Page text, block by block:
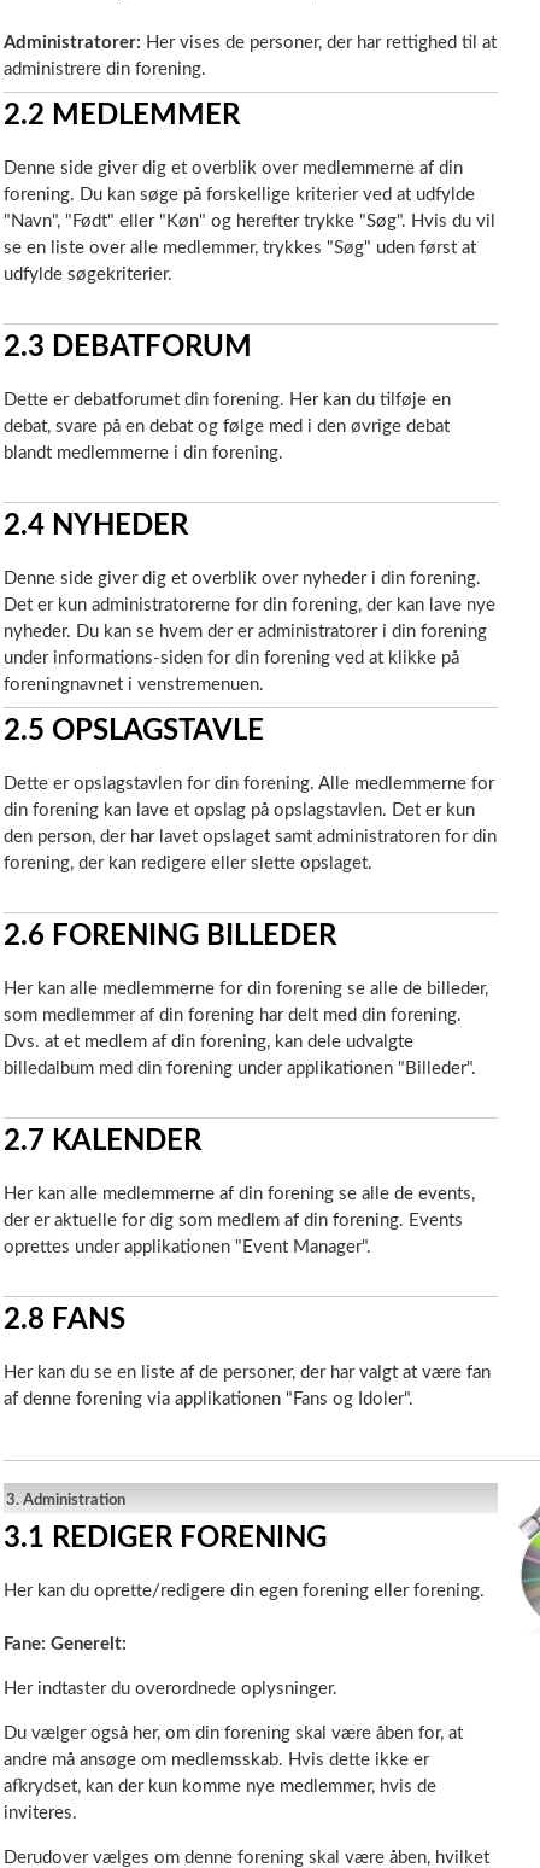
Administratorer: Her vises de personer, der har rettighed til at
administrere din forening.
2.2 MEDLEMMER
Denne side giver dig et overblik over medlemmerne af din
forening. Du kan søge på forskellige kriterier ved at udfylde
"Navn", "Født" eller "Køn" og herefter trykke "Søg". Hvis du vil
se en liste over alle medlemmer, trykkes "Søg" uden først at
udfylde søgekriterier.
2.3 DEBATFORUM
Dette er debatforumet din forening. Her kan du tilføje en
debat, svare på en debat og følge med i den øvrige debat
blandt medlemmerne i din forening.
2.4 NYHEDER
Denne side giver dig et overblik over nyheder i din forening.
Det er kun administratorerne for din forening, der kan lave nye
nyheder. Du kan se hvem der er administratorer i din forening
under informations-siden for din forening ved at klikke på
foreningnavnet i venstremenuen.
2.5 OPSLAGSTAVLE
Dette er opslagstavlen for din forening. Alle medlemmerne for
din forening kan lave et opslag på opslagstavlen. Det er kun
den person, der har lavet opslaget samt administratoren for din
forening, der kan redigere eller slette opslaget.
2.6 FORENING BILLEDER
Her kan alle medlemmerne for din forening se alle de billeder,
som medlemmer af din forening har delt med din forening.
Dvs. at et medlem af din forening, kan dele udvalgte
billedalbum med din forening under applikationen "Billeder".
2.7 KALENDER
Her kan alle medlemmerne af din forening se alle de events,
der er aktuelle for dig som medlem af din forening. Events
oprettes under applikationen "Event Manager".
2.8 FANS
Her kan du se en liste af de personer, der har valgt at være fan
af denne forening via applikationen "Fans og Idoler".
3. Administration
3.1 REDIGER FORENING
Her kan du oprette/redigere din egen forening eller forening.
Fane: Generelt:
Her indtaster du overordnede oplysninger.
Du vælger også her, om din forening skal være åben for, at
andre må ansøge om medlemsskab. Hvis dette ikke er
afkrydset, kan der kun komme nye medlemmer, hvis de
inviteres.
Derudover vælges om denne forening skal være åben, hvilket